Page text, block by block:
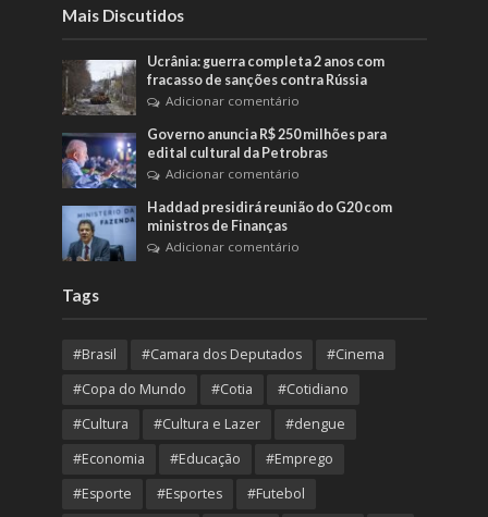
Mais Discutidos
Ucrânia: guerra completa 2 anos com
fracasso de sanções contra Rússia
Adicionar comentário
Governo anuncia R$ 250 milhões para
edital cultural da Petrobras
Adicionar comentário
Haddad presidirá reunião do G20 com
ministros de Finanças
Adicionar comentário
Tags
#Brasil #Camara dos Deputados
#Cinema
#Copa do Mundo
#Cotia
#Cotidiano
#Cultura
#Cultura e Lazer
#dengue
#Economia
#Educação
#Emprego
#Esporte
#Esportes #Futebol